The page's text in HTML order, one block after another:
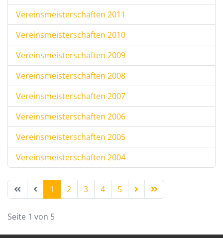
Vereinsmeisterschaften 2011
Vereinsmeisterschaften 2010
Vereinsmeisterschaften 2009
Vereinsmeisterschaften 2008
Vereinsmeisterschaften 2007
Vereinsmeisterschaften 2006
Vereinsmeisterschaften 2005
Vereinsmeisterschaften 2004
1 2 3 4 5
Seite 1 von 5